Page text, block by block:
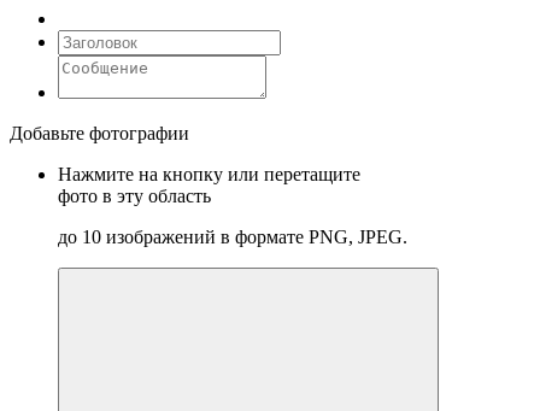
Добавьте фотографии
Нажмите на кнопку или перетащите
фото в эту область
до 10 изображений в формате PNG, JPEG.